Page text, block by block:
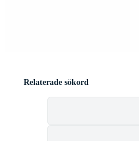
Relaterade sökord